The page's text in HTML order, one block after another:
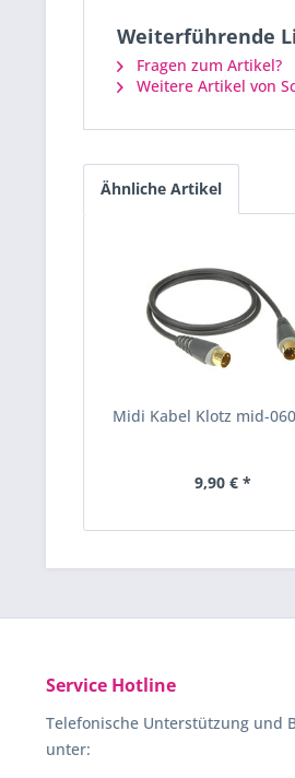
Weiterführende
Fragen zum Artikel?
Weitere Artikel von
Ähnliche Artikel
Midi Kabel Klotz mid-
9,90 € *
Service Hotline
Telefonische Unterstützung und
unter: